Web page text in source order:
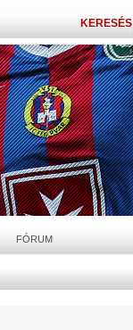
KERESÉS
FÓRUM